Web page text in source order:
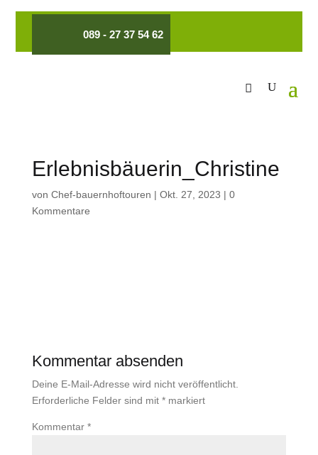
089 - 27 37 54 62
Erlebnisbäuerin_Christine
von Chef-bauernhoftouren | Okt. 27, 2023 | 0
Kommentare
Kommentar absenden
Deine E-Mail-Adresse wird nicht veröffentlicht.
Erforderliche Felder sind mit *markiert
Kommentar *